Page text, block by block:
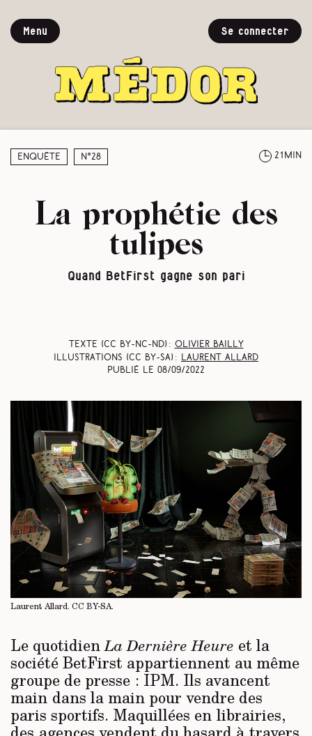
Menu Se connecter
Enquête N°28 21min
La prophétie des
tulipes
Quand BetFirst gagne son pari
Texte (CC BY-NC-ND) : Olivier Bailly
Illustrations (CC BY-SA) :
Laurent Allard
Publié le 08/09/2022
Laurent Allard. CC BY-SA.
Le quotidienLa Dernière Heure et la
société BetFirst appartiennent au même
groupe de presse : IPM. Ils avancent
main dans la main pour vendre des
paris sportifs. Maquillées en librairies,